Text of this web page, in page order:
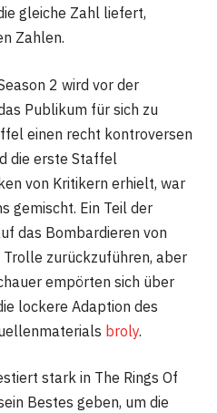
gleiche Zahl liefert,
Zahlen.
2 wird vor der
Publikum für sich zu
einen recht kontroversen
die erste Staffel
von Kritikern erhielt, war
gemischt. Ein Teil der
das Bombardieren von
zurückzuführen, aber
empörten sich über
lockere Adaption des
broly.
stark in The Rings Of
Bestes geben, um die